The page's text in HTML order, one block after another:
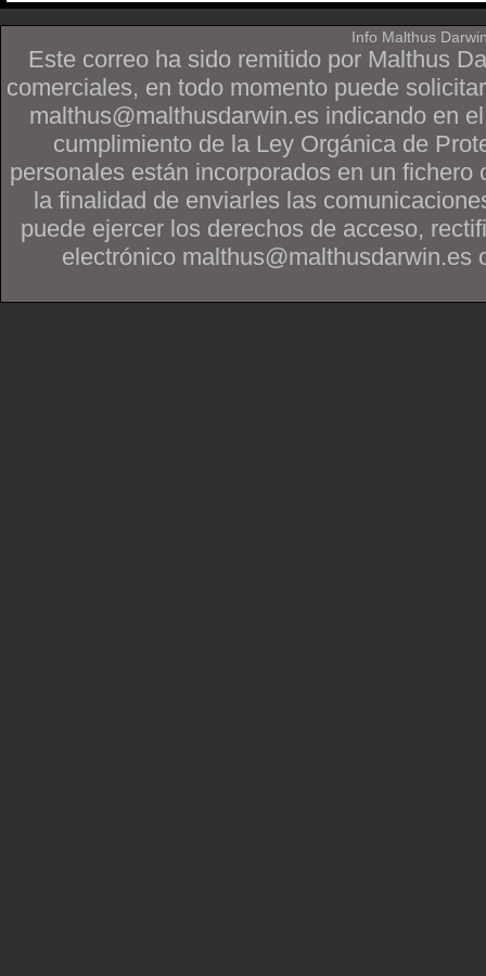
Info Malthus
Este correo ha sido remitido por Malthus
comerciales, en todo momento puede
malthus@malthusdarwin.es indicando en
cumplimiento de la Ley Orgánica de
personales están incorporados en un
la finalidad de enviarles las
puede ejercer los derechos de acceso,
electrónico malthus@malthusdarwin.es